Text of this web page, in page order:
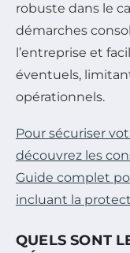
robuste dans le
démarches
l’entreprise et
éventuels,
opérationnels.
Pour sécuriser
découvrez les
Guide complet
incluant la
QUELS SONT